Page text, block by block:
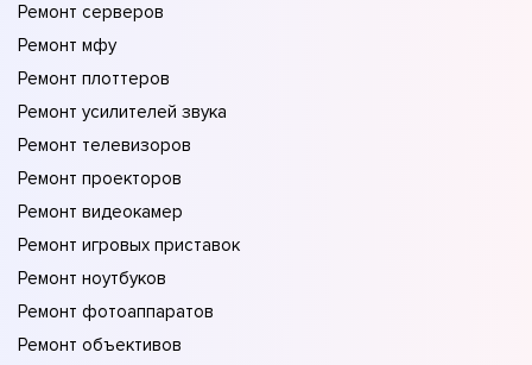
Ремонт серверов
Ремонт мфу
Ремонт плоттеров
Ремонт усилителей звука
Ремонт телевизоров
Ремонт проекторов
Ремонт видеокамер
Ремонт игровых приставок
Ремонт ноутбуков
Ремонт фотоаппаратов
Ремонт объективов